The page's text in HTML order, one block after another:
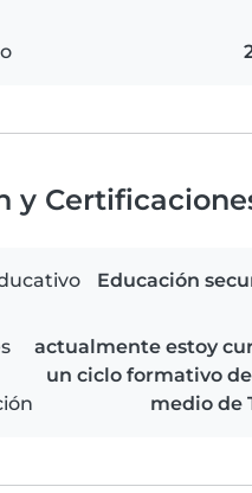
y
Educación
actualmente estoy
un ciclo formativo
medio de